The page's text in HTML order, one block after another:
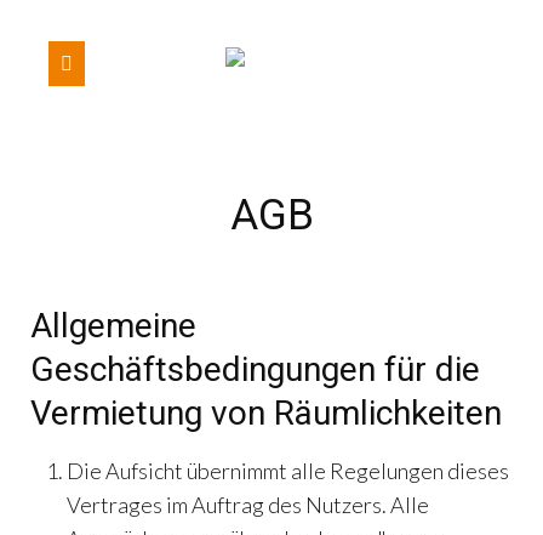
AGB
Allgemeine
Geschäftsbedingungen für die
Vermietung von Räumlichkeiten
Die Aufsicht übernimmt alle Regelungen dieses
Vertrages im Auftrag des Nutzers. Alle